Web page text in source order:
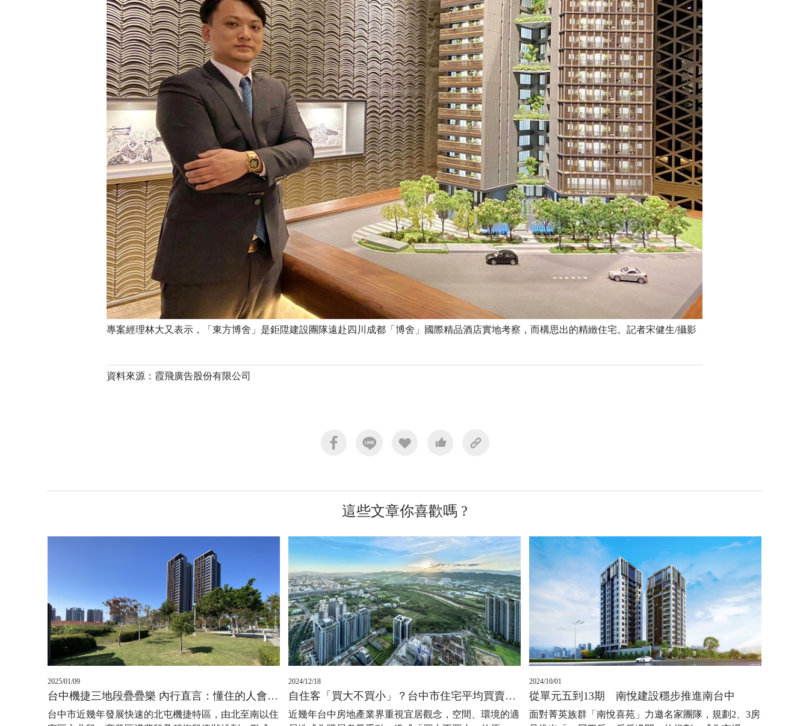
專案經理林大又表示，「東方博舍」是鉅陞建設團隊遠赴四川成都「博舍」國際精品酒店實地考察，而構思出的精緻住宅。記者宋健生/攝影
資料來源：霞飛廣告股份有限公司
這些文章你喜歡嗎 ?
2025/01/09
台中機捷三地段疊疊樂 內行直言：懂住的人會買這一區
台中市近幾年發展快速的北屯機捷特區，由北至南以住
2024/12/18
自住客「買大不買小」？台中市住宅平均買賣面積變大了
近幾年台中房地產業界重視宜居觀念，空間、環境的適
2024/10/01
從單元五到13期 南悅建設穩步推進南台中
面對菁英族群「南悅喜苑」力邀名家團隊，規劃2、3房